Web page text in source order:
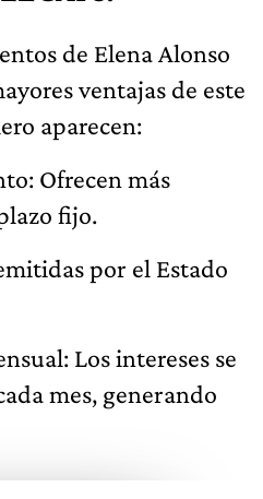
de Elena Alonso
ventajas de este
aparecen:
Ofrecen más
fijo.
por el Estado
Los intereses se
mes, generando